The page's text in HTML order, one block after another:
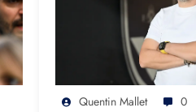
Quentin Mallet 0